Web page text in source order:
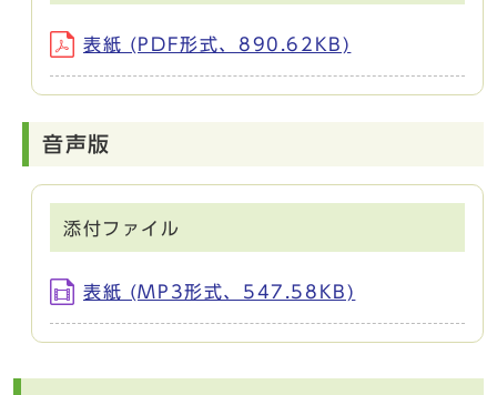
表紙 (PDF形式、890.62KB)
音声版
添付ファイル
表紙 (MP3形式、547.58KB)